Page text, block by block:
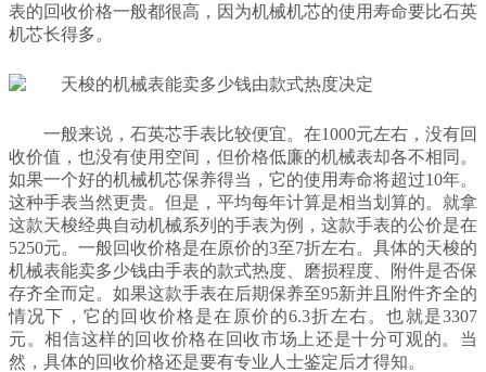
表的回收价格一般都很高，因为机械机芯的使用寿命要比石英
机芯长得多。
一般来说，石英芯手表比较便宜。在1000元左右，没有回
收价值，也没有使用空间，但价格低廉的机械表却各不相同。
如果一个好的机械机芯保养得当，它的使用寿命将超过10年。
这种手表当然更贵。但是，平均每年计算是相当划算的。就拿
这款天梭经典自动机械系列的手表为例，这款手表的公价是在
5250元。一般回收价格是在原价的3至7折左右。具体的天梭的
机械表能卖多少钱由手表的款式热度、磨损程度、附件是否保
存齐全而定。如果这款手表在后期保养至95新并且附件齐全的
情况下，它的回收价格是在原价的6.3折左右。也就是3307
元。相信这样的回收价格在回收市场上还是十分可观的。当
然，具体的回收价格还是要有专业人士鉴定后才得知。